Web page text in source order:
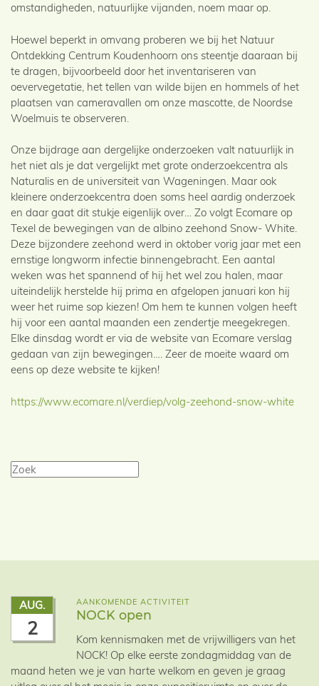
omstandigheden, natuurlijke vijanden, noem maar op.
Hoewel beperkt in omvang proberen we bij het Natuur
Ontdekking Centrum Koudenhoorn ons steentje daaraan bij
te dragen, bijvoorbeeld door het inventariseren van
oevervegetatie, het tellen van wilde bijen en hommels of het
plaatsen van cameravallen om onze mascotte, de Noordse
Woelmuis te observeren.
Onze bijdrage aan dergelijke onderzoeken valt natuurlijk in
het niet als je dat vergelijkt met grote onderzoekcentra als
Naturalis en de universiteit van Wageningen. Maar ook
kleinere onderzoekcentra doen soms heel aardig onderzoek
en daar gaat dit stukje eigenlijk over… Zo volgt Ecomare op
Texel de bewegingen van de albino zeehond Snow- White.
Deze bijzondere zeehond werd in oktober vorig jaar met een
ernstige longworm infectie binnengebracht. Een aantal
weken was het spannend of hij het wel zou halen, maar
uiteindelijk herstelde hij prima en afgelopen januari kon hij
weer het ruime sop kiezen! Om hem te kunnen volgen heeft
hij voor een aantal maanden een zendertje meegekregen.
Elke dinsdag wordt er via de website van Ecomare verslag
gedaan van zijn bewegingen…. Zeer de moeite waard om
eens op deze website te kijken!
https://www.ecomare.nl/verdiep/volg-zeehond-snow-white
AUG.
2
AANKOMENDE ACTIVITEIT
NOCK open
Kom kennismaken met de vrijwilligers van het
NOCK! Op elke eerste zondagmiddag van de
maand heten we je van harte welkom en geven je graag